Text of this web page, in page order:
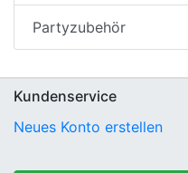
Partyzubehör
Kundenservice
Neues Konto erstellen